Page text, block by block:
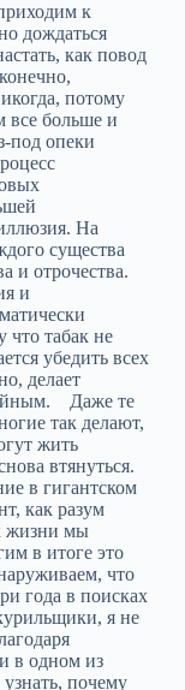
к
дождаться
как повод
потому
все больше и
под опеки
На
существа
и отрочества.
и
что табак не
убедить всех
делает
Даже те
так делают,
жить
втянуться.
в гигантском
как разум
жизни мы
в итоге это
что
года в поисках
я не
в одном из
почему